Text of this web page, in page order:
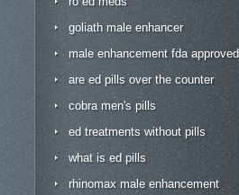
goliath male enhancer
male enhancement fda approved
are ed pills over the counter
cobra men's pills
ed treatments without pills
what is ed pills
rhinomax male enhancement